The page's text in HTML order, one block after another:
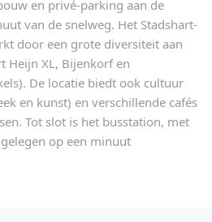
en privé-parking aan de
van de snelweg. Het Stadshart-
door een grote diversiteit aan
Heijn XL, Bijenkorf en
De locatie biedt ook cultuur
en kunst) en verschillende cafés
Tot slot is het busstation, met
op een minuut